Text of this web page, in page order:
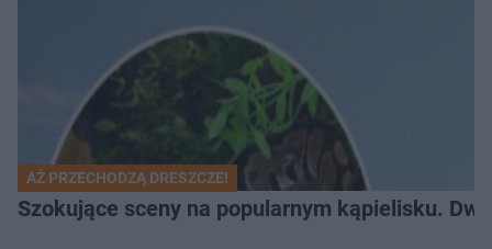
AŻ PRZECHODZĄ DRESZCZE!
Szokujące sceny na popularnym kąpielisku.